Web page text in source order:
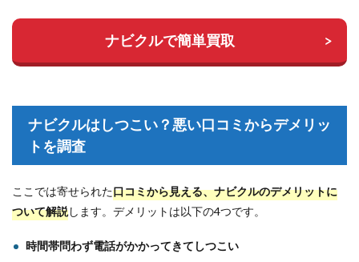
ナビクルで簡単買取
ナビクルはしつこい？悪い口コミからデメリッ
トを調査
ここでは寄せられた口コミから見える、ナビクルのデメリットに
ついて解説します。デメリットは以下の4つです。
時間帯問わず電話がかかってきてしつこい